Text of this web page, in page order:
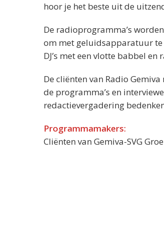
hoor je het beste uit de
De radioprogramma’s
om met geluidsapparatuur te
DJ’s met een vlotte babbel
De cliënten van Radio
de programma’s en
redactievergadering
Programmamakers:
Cliënten van Gemiva-SVG